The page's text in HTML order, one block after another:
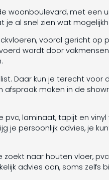
woonboulevard, met een
je al snel zien wat
vooral gericht op
wordt door
Daar kun je terecht voor
maken in de
laminaat, tapijt en
je persoonlijk advies, je
zoekt naar houten vloer,
advies aan, soms zelfs